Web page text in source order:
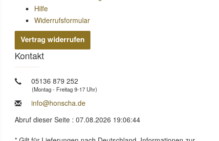
Hilfe
Widerrufsformular
Vertrag widerrufen
Kontakt
05136 879 252
(Montag - Freitag 9-17 Uhr)
info@honscha.de
Abruf dieser Seite : 07.08.2026 19:06:44